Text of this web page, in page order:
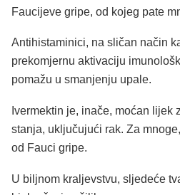
Faucijeve gripe, od kojeg pate
Antihistaminici, na sličan način
prekomjernu aktivaciju
pomažu u smanjenju upale.
Ivermektin je, inače, moćan lijek
stanja, uključujući rak. Za
od Fauci gripe.
U biljnom kraljevstvu, sljedeće